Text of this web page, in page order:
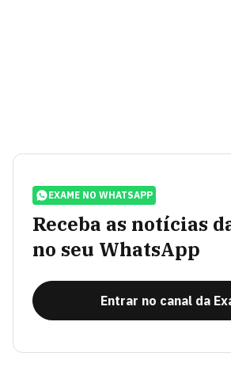
EXAME NO WHATSAPP
Receba as notícias
no seu WhatsApp
Entrar no canal da